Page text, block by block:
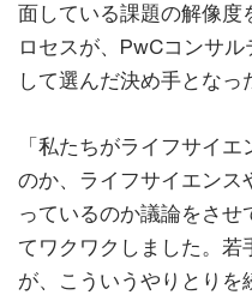
面している課題の解像度
ロセスが、PwCコンサ
して選んだ決め手となっ
「私たちがライフサイ
のか、ライフサイエンス
っているのか議論をさ
てワクワクしました。若
が、こういうやりとり